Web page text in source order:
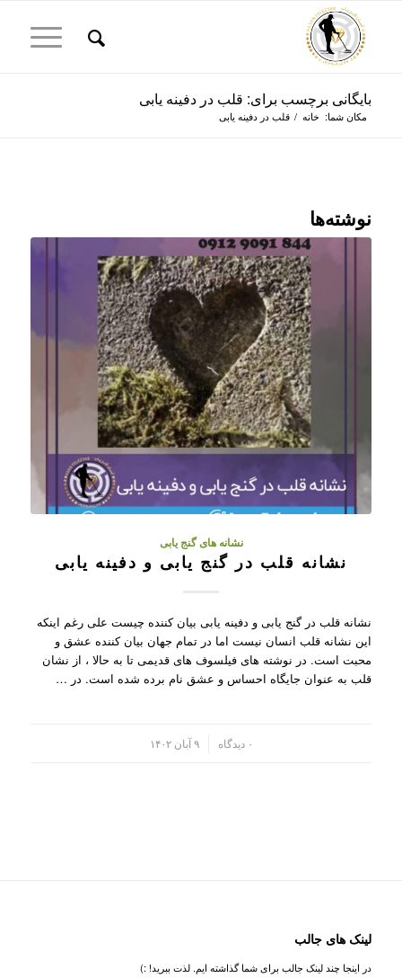
بایگانی برچسب برای: قلب در دفینه یابی
مکان شما: خانه / قلب در دفینه یابی
نوشته‌ها
نشانه های گنج یابی
نشانه قلب در گنج یابی و دفینه یابی
نشانه قلب در گنج یابی و دفینه یابی بیان کننده چیست علی رغم اینکه
این نشانه قلب انسان نیست اما در تمام جهان بیان کننده عشق و
محبت است. در نوشته های فیلسوف های قدیمی تا به حالا ، از نشان
قلب به عنوان جایگاه احساس و عشق نام برده شده است. در …
۰ دیدگاه ۹ آبان ۱۴۰۲
لینک های جالب
در اینجا چند لینک جالب برای شما گذاشته ایم. لذت ببرید! :)